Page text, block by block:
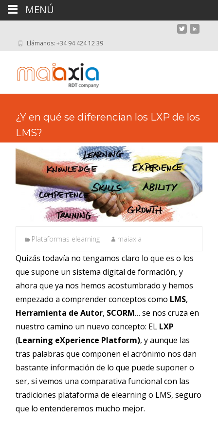
Llámanos: +34 94 424 12 39
¿Y en qué se diferencian los LXP de los
LMS?
Plataformas elearning maiaxia
Quizás todavía no tengamos claro lo que es o los
que supone un sistema digital de formación, y
ahora que ya nos hemos acostumbrado y hemos
empezado a comprender conceptos como LMS,
Herramienta de Autor, SCORM… se nos cruza en
nuestro camino un nuevo concepto: EL LXP
(Learning eXperience Platform), y aunque las
tras palabras que componen el acrónimo nos dan
bastante información de lo que puede suponer o
ser, si vemos una comparativa funcional con las
tradiciones plataforma de elearning o LMS, seguro
que lo entenderemos mucho mejor.
MENÚ